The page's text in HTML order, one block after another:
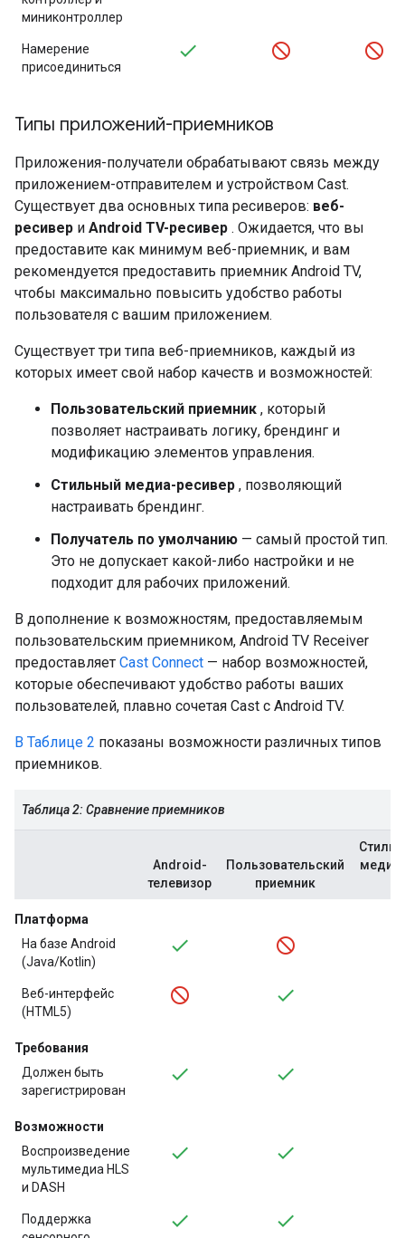
миниконтроллер
Намерение
присоединиться
Типы приложений-приемников
Приложения-получатели обрабатывают связь между
приложением-отправителем и устройством Cast.
Существует два основных типа ресиверов: веб-
ресивер и Android TV-ресивер . Ожидается, что вы
предоставите как минимум веб-приемник, и вам
рекомендуется предоставить приемник Android TV,
чтобы максимально повысить удобство работы
пользователя с вашим приложением.
Существует три типа веб-приемников, каждый из
которых имеет свой набор качеств и возможностей:
Пользовательский приемник , который
позволяет настраивать логику, брендинг и
модификацию элементов управления.
Стильный медиа-ресивер , позволяющий
настраивать брендинг.
Получатель по умолчанию — самый простой тип.
Это не допускает какой-либо настройки и не
подходит для рабочих приложений.
В дополнение к возможностям, предоставляемым
пользовательским приемником, Android TV Receiver
предоставляет Cast Connect — набор возможностей,
которые обеспечивают удобство работы ваших
пользователей, плавно сочетая Cast с Android TV.
В Таблице 2 показаны возможности различных типов
приемников.
Таблица 2: Сравнение приемников
Android-
телевизор
Пользовательский
приемник
Платформа
На базе Android
(Java/Kotlin)
Веб-интерфейс
(HTML5)
Требования
Должен быть
зарегистрирован
Возможности
Воспроизведение
мультимедиа HLS
и DASH
Поддержка